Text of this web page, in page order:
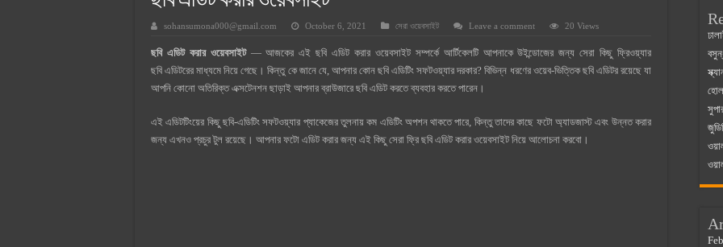
সুপারক্রিট সিমেন্ট দাম ২০২৫
জুডিশিয়াল ম্যাজিস্ট্রেট কি? জুডিশিয়াল ম্যাজিস্ট্রেট এর সুযোগ সুবিধা
ওয়ালটন মোবাইল কিস্তিতে কেনার নিয়ম ২০২৫
ওয়ালটন টিভি কিস্তিতে কেনার নিয়ম ২০২৫
জেনে নিন, বর্তমানে মোবাইল ঘড়ি দাম কত ২০২৫
sohansumona000@gmail.com October 6, 2021 সেরা ওয়েবসাইট Leave a comment 20 Views
ছবি এডিট করার ওয়েবসাইট— আজকের এই ছবি এডিট করার ওয়েবসাইট সম্পর্কে আর্টিকেলটি আপনাকে উইন্ডোজের জন্য সেরা কিছু ফ্রিওয়্যার
ছবি এডিটরের মাধ্যমে নিয়ে গেছে। কিন্তু কে জানে যে, আপনার কোন ছবি এডিটিং সফটওয়্যার দরকার? বিভিন্ন ধরণের ওয়েব-ভিত্তিক ছবি এডিটর রয়েছে যা
আপনি কোনো অতিরিক্ত এক্সটেনশন ছাড়াই আপনার ব্রাউজারে ছবি এডিট করতে ব্যবহার করতে পারেন।
এই এডিটটিংয়ের কিছু ছবি-এডিটিং সফটওয়্যার প্যাকেজের তুলনায় কম এডিটিং অপশন থাকতে পারে, কিন্তু তাদের কাছে ফটো অ্যাডজাস্ট এবং উন্নত করার
জন্য এখনও প্রচুর টুল রয়েছে। আপনার ফটো এডিট করার জন্য এই কিছু সেরা ফ্রি ছবি এডিট করার ওয়েবসাইট নিয়ে আলোচনা করবো।